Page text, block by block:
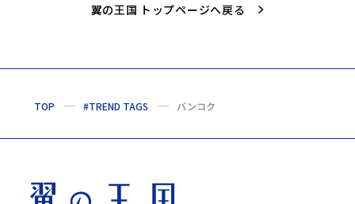
翼の王国 トップページへ戻る
TOP #TREND TAGS バンコク